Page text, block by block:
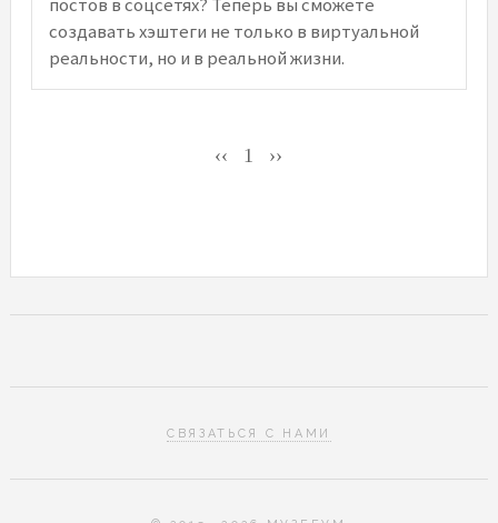
постов в соцсетях? Теперь вы сможете
создавать хэштеги не только в виртуальной
реальности, но и в реальной жизни.
‹‹ 1 ››
СВЯЗАТЬСЯ С НАМИ